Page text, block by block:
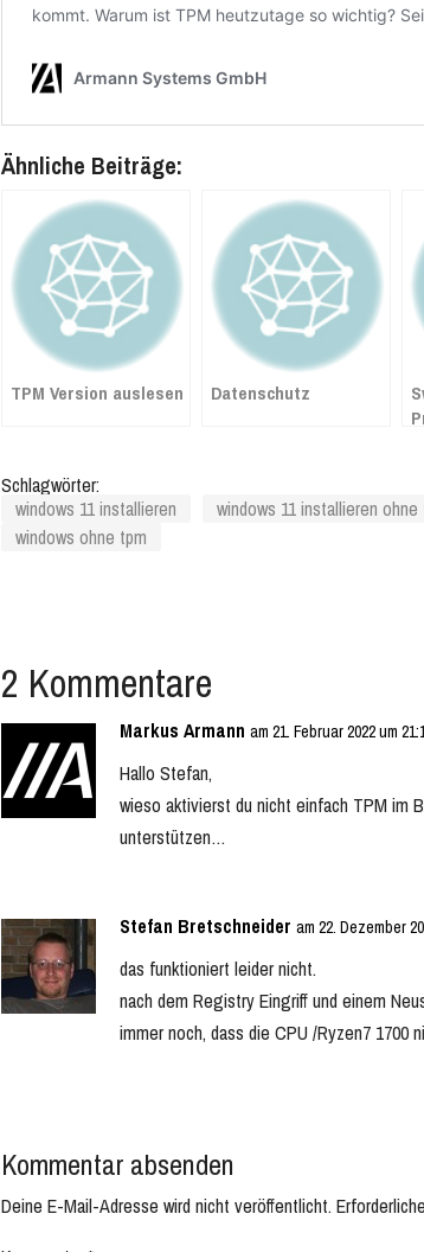
Ähnliche Beiträge:
TPM Version auslesen Datenschutz
Schlagwörter:
windows 11 installieren
windows 11 installieren ohne
windows ohne tpm
2 Kommentare
Markus Armann am 21. Februar 2022 um
Hallo Stefan,
wieso aktivierst du nicht einfach TPM im
unterstützen…
Stefan Bretschneider am 22. Dezember
das funktioniert leider nicht.
nach dem Registry Eingriff und einem
immer noch, dass die CPU /Ryzen7 1700
Kommentar absenden
Deine E-Mail-Adresse wird nicht veröffentlicht.